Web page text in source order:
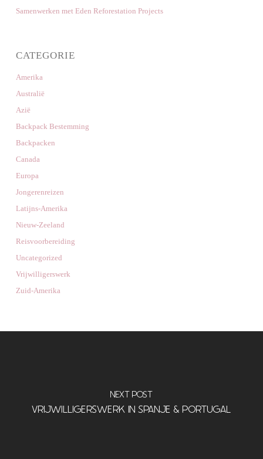
Samenwerken met Eden Reforestation Projects
CATEGORIE
Amerika
Australië
Azië
Backpack Bestemming
Backpacken
Canada
Europa
Jongerenreizen
Latijns-Amerika
Nieuw-Zeeland
Reisvoorbereiding
Uncategorized
Vrijwilligerswerk
Zuid-Amerika
NEXT POST
VRIJWILLIGERSWERK IN SPANJE & PORTUGAL